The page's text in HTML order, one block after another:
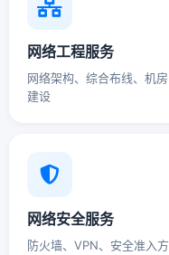
网络工程服务
网络架构、综合布线、机房
建设
网络安全服务
防火墙、VPN、安全准入方